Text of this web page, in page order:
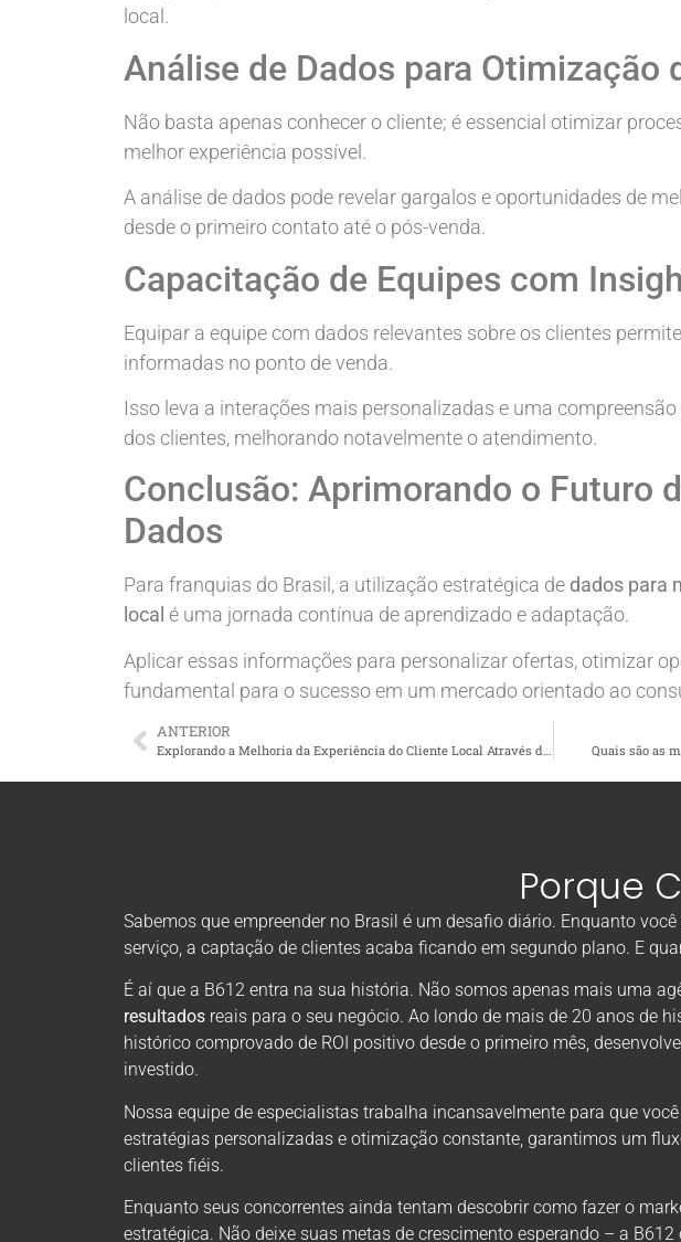
local.
Análise de Dados para Otimização
Não basta apenas conhecer o cliente; é essencial otimizar
melhor experiência possível.
A análise de dados pode revelar gargalos e oportunidades de
desde o primeiro contato até o pós-venda.
Capacitação de Equipes com
Equipar a equipe com dados relevantes sobre os clientes
informadas no ponto de venda.
Isso leva a interações mais personalizadas e uma
dos clientes, melhorando notavelmente o atendimento.
Conclusão: Aprimorando o Futuro
Dados
Para franquias do Brasil, a utilização estratégica de dados para
local é uma jornada contínua de aprendizado e adaptação.
Aplicar essas informações para personalizar ofertas, otimizar
fundamental para o sucesso em um mercado orientado ao
ANTERIOR
Explorando a Melhoria da Experiência do Cliente Local Através de Dados Quais são as
Porque
Sabemos que empreender no Brasil é um desafio diário. Enquanto
serviço, a captação de clientes acaba ficando em segundo plano. E
É aí que a B612 entra na sua história. Não somos apenas mais uma
resultados reais para o seu negócio. Ao londo de mais de 20 anos de
histórico comprovado de ROI positivo desde o primeiro mês,
investido.
Nossa equipe de especialistas trabalha incansavelmente para que
estratégias personalizadas e otimização constante, garantimos um
clientes fiéis.
Enquanto seus concorrentes ainda tentam descobrir como fazer o
estratégica. Não deixe suas metas de crescimento esperando – a